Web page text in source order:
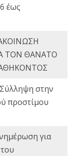
έως
ΤΟΝ ΘΑΝΑΤΟ
Σύλληψη στην
προστίμου
για